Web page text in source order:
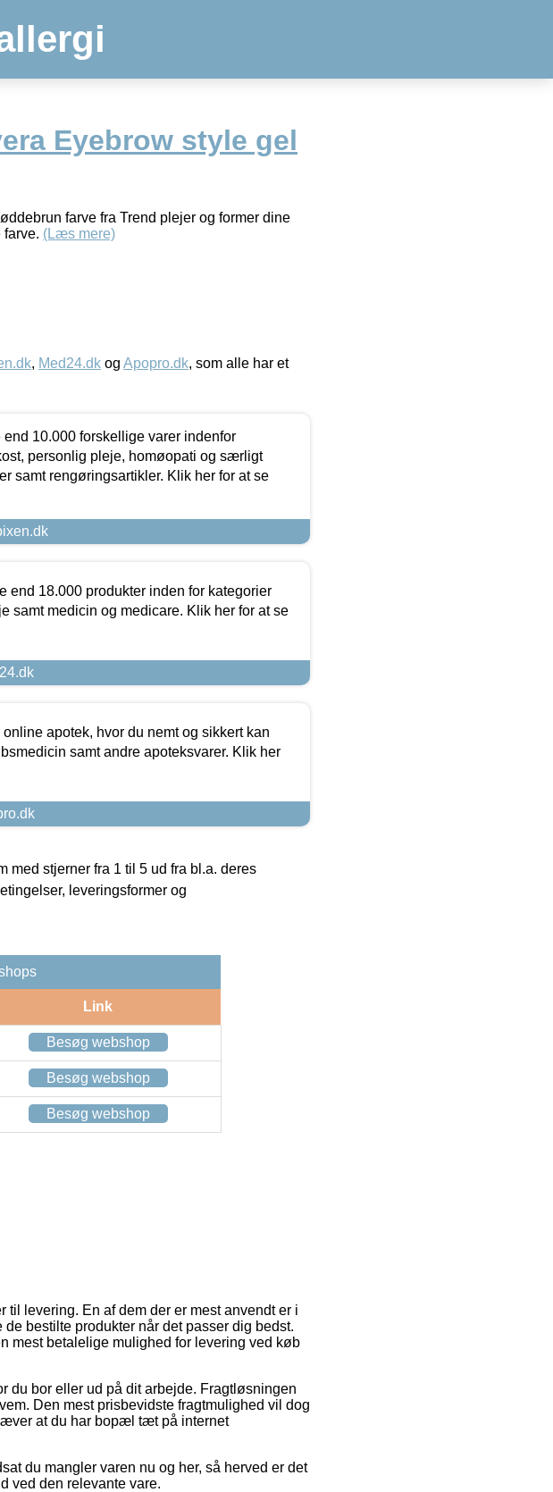
Eyebrow style gel
farve fra Trend plejer og former dine
(Læs mere)
, Med24.dk og Apopro.dk, som alle har et
10.000 forskellige varer indenfor
personlig pleje, homøopati og særligt
samt rengøringsartikler. Klik her for at se
end 18.000 produkter inden for kategorier
samt medicin og medicare. Klik her for at se
apotek, hvor du nemt og sikkert kan
samt andre apoteksvarer. Klik her
stjerner fra 1 til 5 ud fra bl.a. deres
leveringsformer og
Link
Besøg webshop
Besøg webshop
Besøg webshop
til levering. En af dem der er mest anvendt er i
bestilte produkter når det passer dig bedst.
mest betalelige mulighed for levering ved køb
du bor eller ud på dit arbejde. Fragtløsningen
Den mest prisbevidste fragtmulighed vil dog
at du har bopæl tæt på internet
du mangler varen nu og her, så herved er det
ved den relevante vare.